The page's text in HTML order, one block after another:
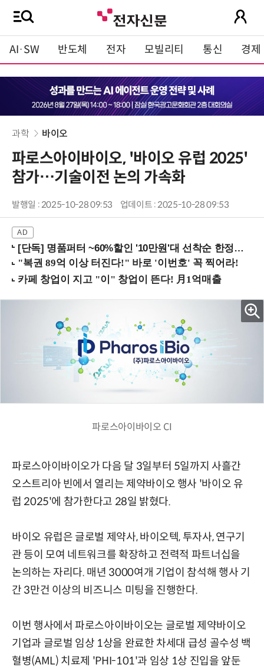
AI·SW 반도체 전자 모빌리티 통신 경제
과학 바이오
파로스아이바이오, '바이오 유럽 2025'
참가…기술이전 논의 가속화
발행일 : 2025-10-28 09:53 업데이트 : 2025-10-28 09:53
[단독] 명품퍼터 ~60%할인 '10만원'대 선착순 한정판매!
파로스아이바이오 CI
파로스아이바이오가 다음 달 3일부터 5일까지 사흘간
오스트리아 빈에서 열리는 제약바이오 행사 '바이오 유
럽 2025'에 참가한다고 28일 밝혔다.
바이오 유럽은 글로벌 제약사, 바이오텍, 투자사, 연구기
관 등이 모여 네트워크를 확장하고 전력적 파트너십을
논의하는 자리다. 매년 3000여개 기업이 참석해 행사 기
간 3만건 이상의 비즈니스 미팅을 진행한다.
이번 행사에서 파로스아이바이오는 글로벌 제약바이오
기업과 글로벌 임상 1상을 완료한 차세대 급성 골수성 백
혈병(AML) 치료제 'PHI-101'과 임상 1상 진입을 앞둔